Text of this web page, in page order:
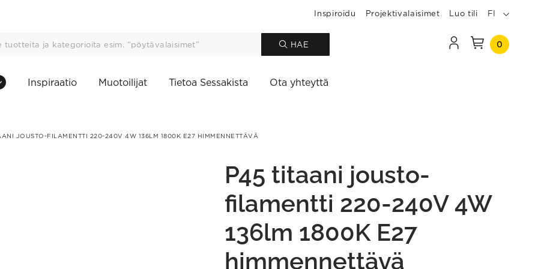
Inspiroidu Projektivalaisimet Luo tili FI
HAE 0
Inspiraatio Muotoilijat Tietoa Sessakista Ota yhteyttä
JOUSTO-FILAMENTTI 220-240V 4W 136LM 1800K E27 HIMMENNETTÄVÄ
P45 titaani jousto-
filamentti 220-240V 4W
136lm 1800K E27
himmennettävä